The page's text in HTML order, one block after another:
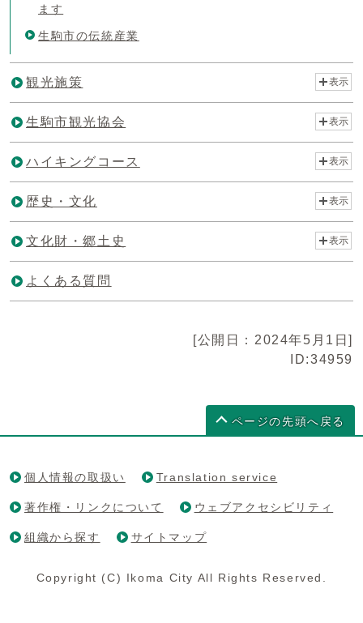
ます
生駒市の伝統産業
観光施策 表示
生駒市観光協会 表示
ハイキングコース 表示
歴史・文化 表示
文化財・郷土史 表示
よくある質問
[公開日：2024年5月1日]
ID:34959
ページの先頭へ戻る
個人情報の取扱い Translation service
著作権・リンクについて ウェブアクセシビリティ
組織から探す サイトマップ
Copyright (C) Ikoma City All Rights Reserved.